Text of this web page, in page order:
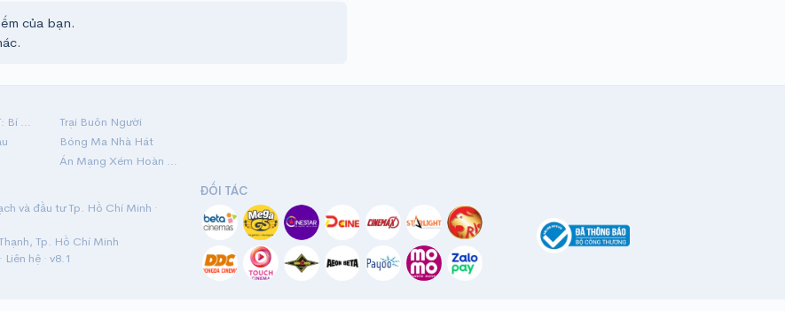
của bạn.
Hộ Linh Tráng Sĩ: Bí Ẩn Mộ Vua Đinh
Trại Buôn Người
Bóng Ma Nhà Hát
Án Mạng Xém Hoàn Hảo
và đầu tư Tp. Hồ Chí Minh ·
Tp. Hồ Chí Minh
Liên hệ· v8.1
ĐỐI TÁC